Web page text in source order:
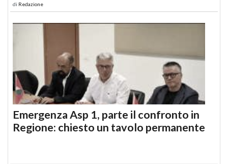
di Redazione
Emergenza Asp 1, parte il confronto in
Regione: chiesto un tavolo permanente